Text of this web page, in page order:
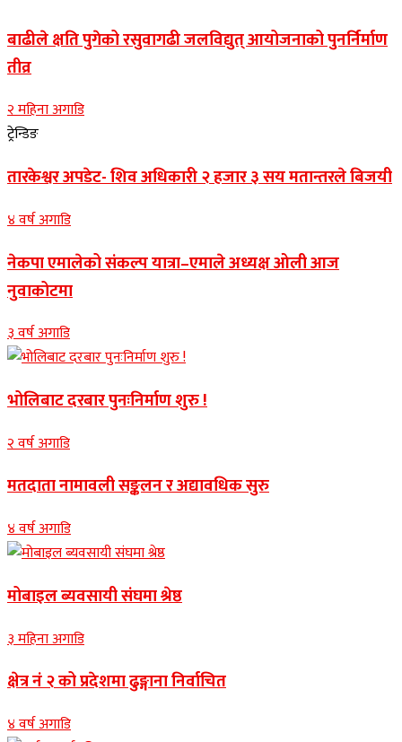
बाढीले क्षति पुगेको रसुवागढी जलविद्युत् आयोजनाको पुनर्निर्माण
तीव्र
२ महिना अगाडि
ट्रेन्डिङ
तारकेश्वर अपडेट- शिव अधिकारी २ हजार ३ सय मतान्तरले बिजयी
४ वर्ष अगाडि
नेकपा एमालेको संकल्प यात्रा–एमाले अध्यक्ष ओली आज
नुवाकोटमा
३ वर्ष अगाडि
भोलिबाट दरबार पुनःनिर्माण शुरु !
२ वर्ष अगाडि
मतदाता नामावली सङ्कलन र अद्यावधिक सुरु
४ वर्ष अगाडि
मोबाइल ब्यवसायी संघमा श्रेष्ठ
३ महिना अगाडि
क्षेत्र नं २ को प्रदेशमा ढुङ्गाना निर्वाचित
४ वर्ष अगाडि